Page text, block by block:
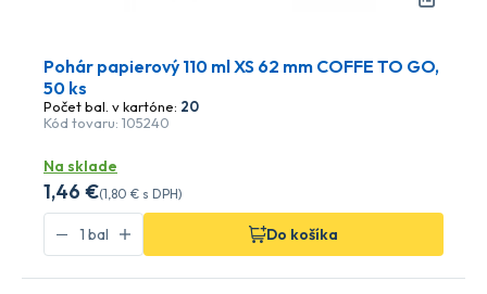
Pohár papierový 110 ml XS 62 mm COFFE TO GO,
50 ks
Počet bal. v kartóne: 20
Kód tovaru: 105240
Na sklade
1,46 €(1,80 € s DPH)
Do košíka